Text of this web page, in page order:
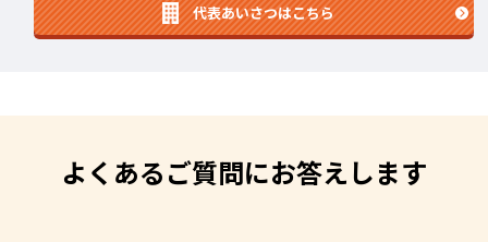
代表あいさつはこちら
よくあるご質問にお答えします